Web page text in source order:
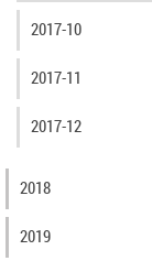
2017-10
2017-11
2017-12
2018
2019